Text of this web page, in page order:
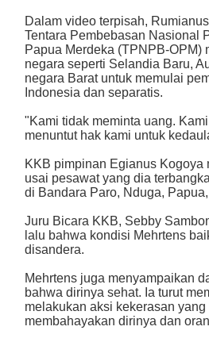
Dalam video terpisah,
Tentara Pembebasan Nasional
Papua Merdeka (TPNPB-OPM)
negara seperti Selandia Baru,
negara Barat untuk memulai
Indonesia dan separatis.
"Kami tidak meminta uang.
menuntut hak kami untuk
KKB pimpinan Egianus Kogoya
usai pesawat yang dia
di Bandara Paro, Nduga,
Juru Bicara KKB, Sebby
lalu bahwa kondisi Mehrtens
disandera.
Mehrtens juga menyampaikan
bahwa dirinya sehat. Ia turut
melakukan aksi kekerasan yang
membahayakan dirinya dan